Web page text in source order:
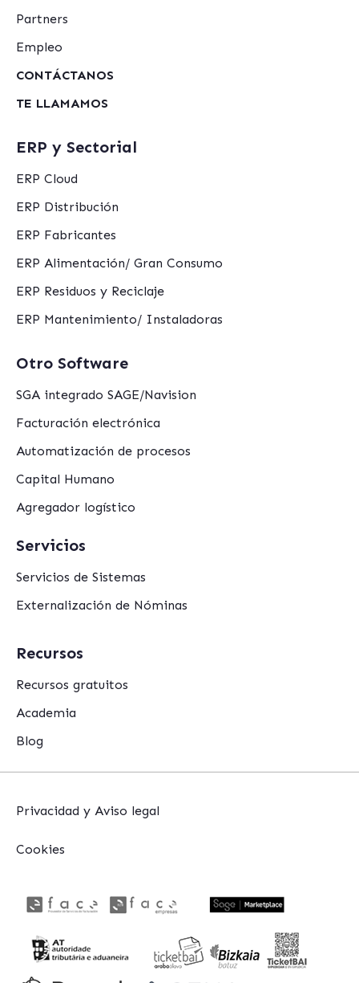
Partners
Empleo
CONTÁCTANOS
TE LLAMAMOS
ERP y Sectorial
ERP Cloud
ERP Distribución
ERP Fabricantes
ERP Alimentación/ Gran Consumo
ERP Residuos y Reciclaje
ERP Mantenimiento/ Instaladoras
Otro Software
SGA integrado SAGE/Navision
Facturación electrónica
Automatización de procesos
Capital Humano
Agregador logístico
Servicios
Servicios de Sistemas
Externalización de Nóminas
Recursos
Recursos gratuitos
Academia
Blog
Privacidad y Aviso legal
Cookies